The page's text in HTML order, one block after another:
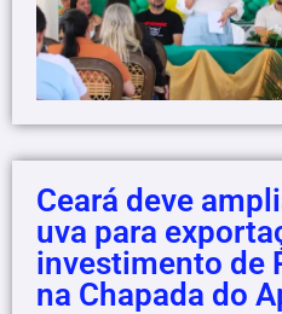
Ceará deve
uva para
investimento de
na Chapada do